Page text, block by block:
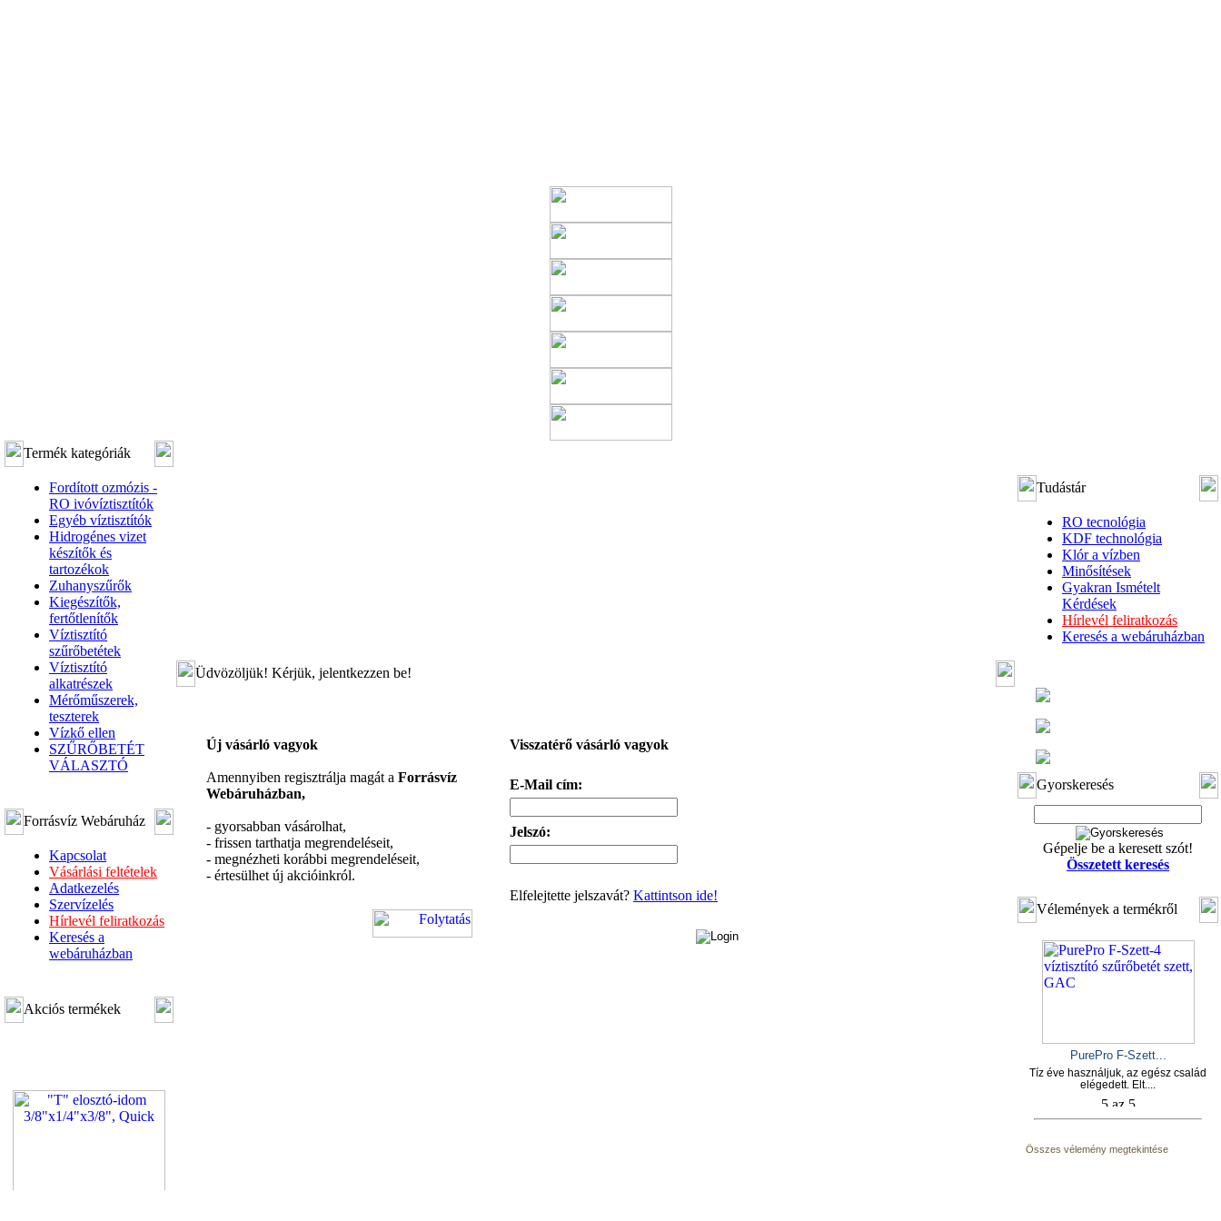
Termék kategóriák
Fordított ozmózis -
RO ivóvíztisztítók
Egyéb víztisztítók
Hidrogénes vizet
készítők és
tartozékok
Zuhanyszűrők
Kiegészítők,
fertőtlenítők
Víztisztító
szűrőbetétek
Víztisztító
alkatrészek
Mérőműszerek,
teszterek
Vízkő ellen
SZŰRŐBETÉT
VÁLASZTÓ
Forrásvíz Webáruház
Kapcsolat
Vásárlási feltételek
Adatkezelés
Szervízelés
Hírlevél feliratkozás
Keresés a
webáruházban
Akciós termékek
Üdvözöljük! Kérjük, jelentkezzen be!
Új vásárló vagyok
Amennyiben regisztrálja magát a Forrásvíz
Webáruházban,
- gyorsabban vásárolhat,
- frissen tarthatja megrendeléseit,
- megnézheti korábbi megrendeléseit,
- értesülhet új akcióinkról.
Visszatérő vásárló vagyok
E-Mail cím:
Jelszó:
Elfelejtette jelszavát? Kattintson ide!
Tudástár
RO tecnológia
KDF technológia
Klór a vízben
Minősítések
Gyakran Ismételt
Kérdések
Hírlevél feliratkozás
Keresés a webáruházban
Gyorskeresés
Gépelje be a keresett szót!
Összetett keresés
Vélemények a termékről
PurePro F-Szett...
Tíz éve használjuk, az egész család
elégedett. Elt....
Összes vélemény megtekintése